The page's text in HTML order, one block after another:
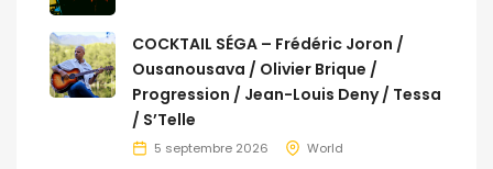
COCKTAIL SÉGA – Frédéric Joron /
Ousanousava / Olivier Brique /
Progression / Jean-Louis Deny / Tessa
/ S’Telle
5 septembre 2026 World